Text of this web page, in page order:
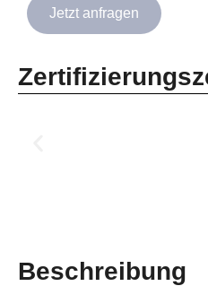
Jetzt anfragen
Beschreibung